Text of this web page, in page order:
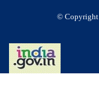
© Copyright